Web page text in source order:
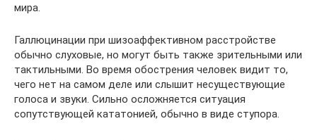
мира.
Галлюцинации при шизоаффективном расстройстве
обычно слуховые, но могут быть также зрительными или
тактильными. Во время обострения человек видит то,
чего нет на самом деле или слышит несуществующие
голоса и звуки. Сильно осложняется ситуация
сопутствующей кататонией, обычно в виде ступора.